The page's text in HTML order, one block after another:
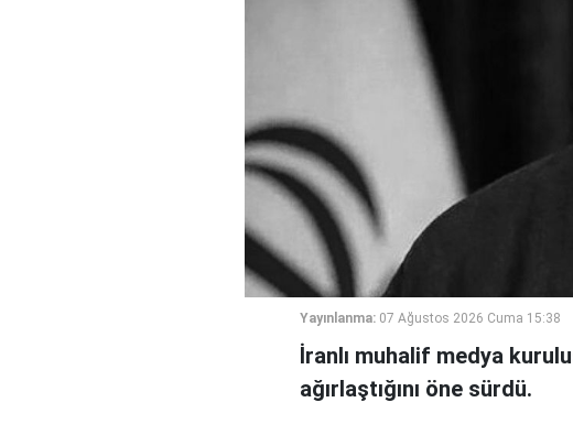
Yayınlanma: 07 Ağustos 2026 Cuma 15:38
İranlı muhalif medya
ağırlaştığını öne sürdü.